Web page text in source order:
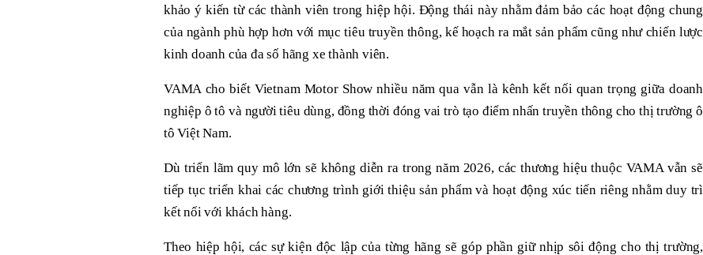
khảo ý kiến từ các thành viên trong hiệp hội. Động thái này nhằm đảm bảo các hoạt động chung
của ngành phù hợp hơn với mục tiêu truyền thông, kế hoạch ra mắt sản phẩm cũng như chiến lược
kinh doanh của đa số hãng xe thành viên.
VAMA cho biết Vietnam Motor Show nhiều năm qua vẫn là kênh kết nối quan trọng giữa doanh
nghiệp ô tô và người tiêu dùng, đồng thời đóng vai trò tạo điểm nhấn truyền thông cho thị trường ô
tô Việt Nam.
Dù triển lãm quy mô lớn sẽ không diễn ra trong năm 2026, các thương hiệu thuộc VAMA vẫn sẽ
tiếp tục triển khai các chương trình giới thiệu sản phẩm và hoạt động xúc tiến riêng nhằm duy trì
kết nối với khách hàng.
Theo hiệp hội, các sự kiện độc lập của từng hãng sẽ góp phần giữ nhịp sôi động cho thị trường,